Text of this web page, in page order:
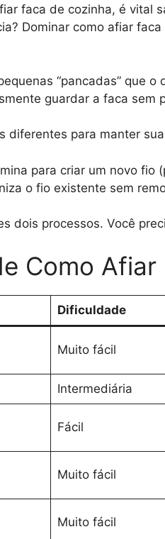
faca de cozinha, é vital
Dominar como afiar
“pancadas” que
guardar a faca sem
diferentes para manter
para criar um novo fio
o fio existente sem
dois processos. Você
Como Afiar
Dificuldade
Muito fácil
Intermediária
Fácil
Muito fácil
Muito fácil